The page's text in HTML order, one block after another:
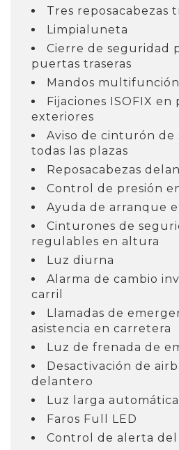
Tres reposacabezas
Limpialuneta
Cierre de seguridad
puertas traseras
Mandos
Fijaciones ISOFIX en
exteriores
Aviso de cinturón de
todas las plazas
Reposacabezas
Control de presión
Ayuda de arranque
Cinturones de
regulables en altura
Luz diurna
Alarma de cambio
carril
Llamadas de
asistencia en carretera
Luz de frenada de
Desactivación de
delantero
Luz larga automática
Faros Full LED
Control de alerta